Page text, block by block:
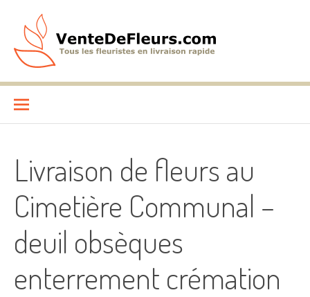
contenu
VenteDeFleurs.com
Livraison de fleurs au
Cimetière Communal –
deuil obsèques
enterrement crémation